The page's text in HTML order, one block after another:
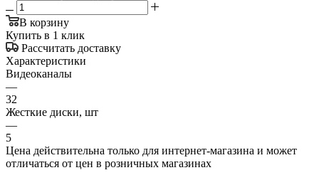
В корзину
Купить в 1 клик
Рассчитать доставку
Характеристики
Видеоканалы
—
32
Жесткие диски, шт
—
5
Цена действительна только для интернет-магазина и может
отличаться от цен в розничных магазинах